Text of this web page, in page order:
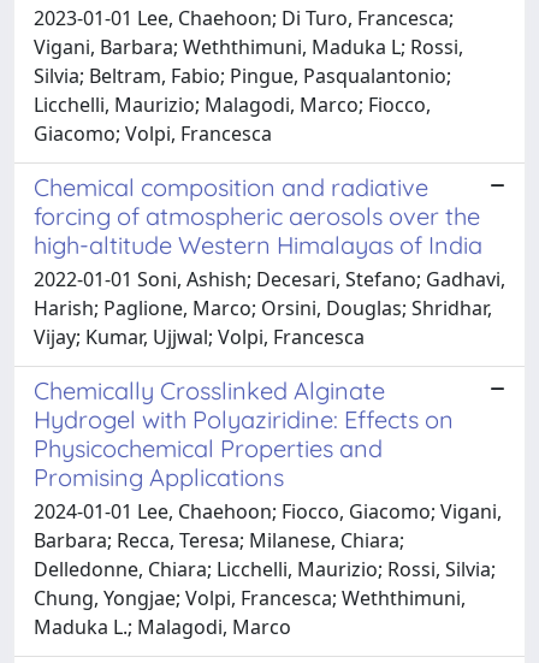
2023-01-01 Lee, Chaehoon; Di Turo, Francesca;
Vigani, Barbara; Weththimuni, Maduka L; Rossi,
Silvia; Beltram, Fabio; Pingue, Pasqualantonio;
Licchelli, Maurizio; Malagodi, Marco; Fiocco,
Giacomo; Volpi, Francesca
Chemical composition and radiative
forcing of atmospheric aerosols over the
high-altitude Western Himalayas of India
2022-01-01 Soni, Ashish; Decesari, Stefano; Gadhavi,
Harish; Paglione, Marco; Orsini, Douglas; Shridhar,
Vijay; Kumar, Ujjwal; Volpi, Francesca
Chemically Crosslinked Alginate
Hydrogel with Polyaziridine: Effects on
Physicochemical Properties and
Promising Applications
2024-01-01 Lee, Chaehoon; Fiocco, Giacomo; Vigani,
Barbara; Recca, Teresa; Milanese, Chiara;
Delledonne, Chiara; Licchelli, Maurizio; Rossi, Silvia;
Chung, Yongjae; Volpi, Francesca; Weththimuni,
Maduka L.; Malagodi, Marco